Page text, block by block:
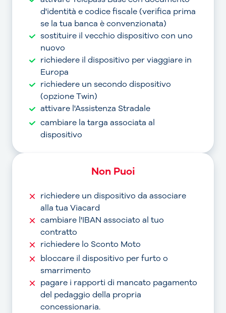
d'identità e codice fiscale (verifica prima
se la tua banca è convenzionata)
sostituire il vecchio dispositivo con uno
nuovo
richiedere il dispositivo per viaggiare in
Europa
richiedere un secondo dispositivo
(opzione Twin)
attivare l'Assistenza Stradale
cambiare la targa associata al
dispositivo
Non Puoi
richiedere un dispositivo da associare
alla tua Viacard
cambiare l'IBAN associato al tuo
contratto
richiedere lo Sconto Moto
bloccare il dispositivo per furto o
smarrimento
pagare i rapporti di mancato pagamento
del pedaggio della propria
concessionaria.